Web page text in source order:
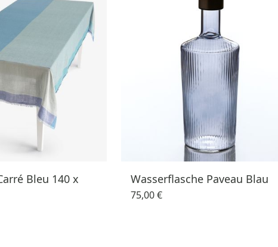
Bleu 140 x
Wasserflasche Paveau Blau
75,00 €